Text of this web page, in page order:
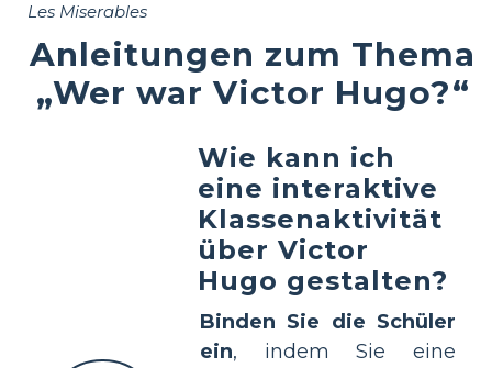
Les Miserables
Anleitungen zum Thema
„Wer war Victor Hugo?“
Wie kann ich
eine interaktive
Klassenaktivität
über Victor
Hugo gestalten?
Binden Sie die Schüler
ein, indem Sie eine